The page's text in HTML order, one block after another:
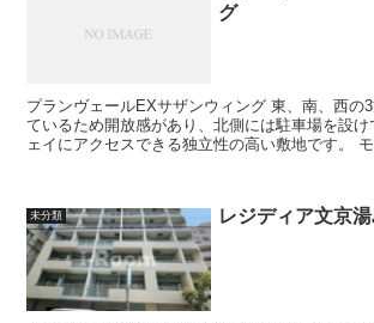
グ
プランヴェールEXサザンウィング 東、南、西の3方向が公道に面し
ているため開放感があり、北側には駐車場を設け
ェイにアクセスできる独立性の高い敷地です。 モノトーンのルーバ
未分類 レジディア文京